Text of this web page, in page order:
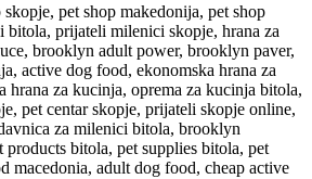
pet shop makedonija, pet shop
prijateli milenici skopje, hrana za
brooklyn adult power, brooklyn paver,
active dog food, ekonomska hrana za
hrana za kucinja, oprema za kucinja bitola,
pet centar skopje, prijateli skopje online,
za milenici bitola, brooklyn
products bitola, pet supplies bitola, pet
macedonia, adult dog food, cheap active